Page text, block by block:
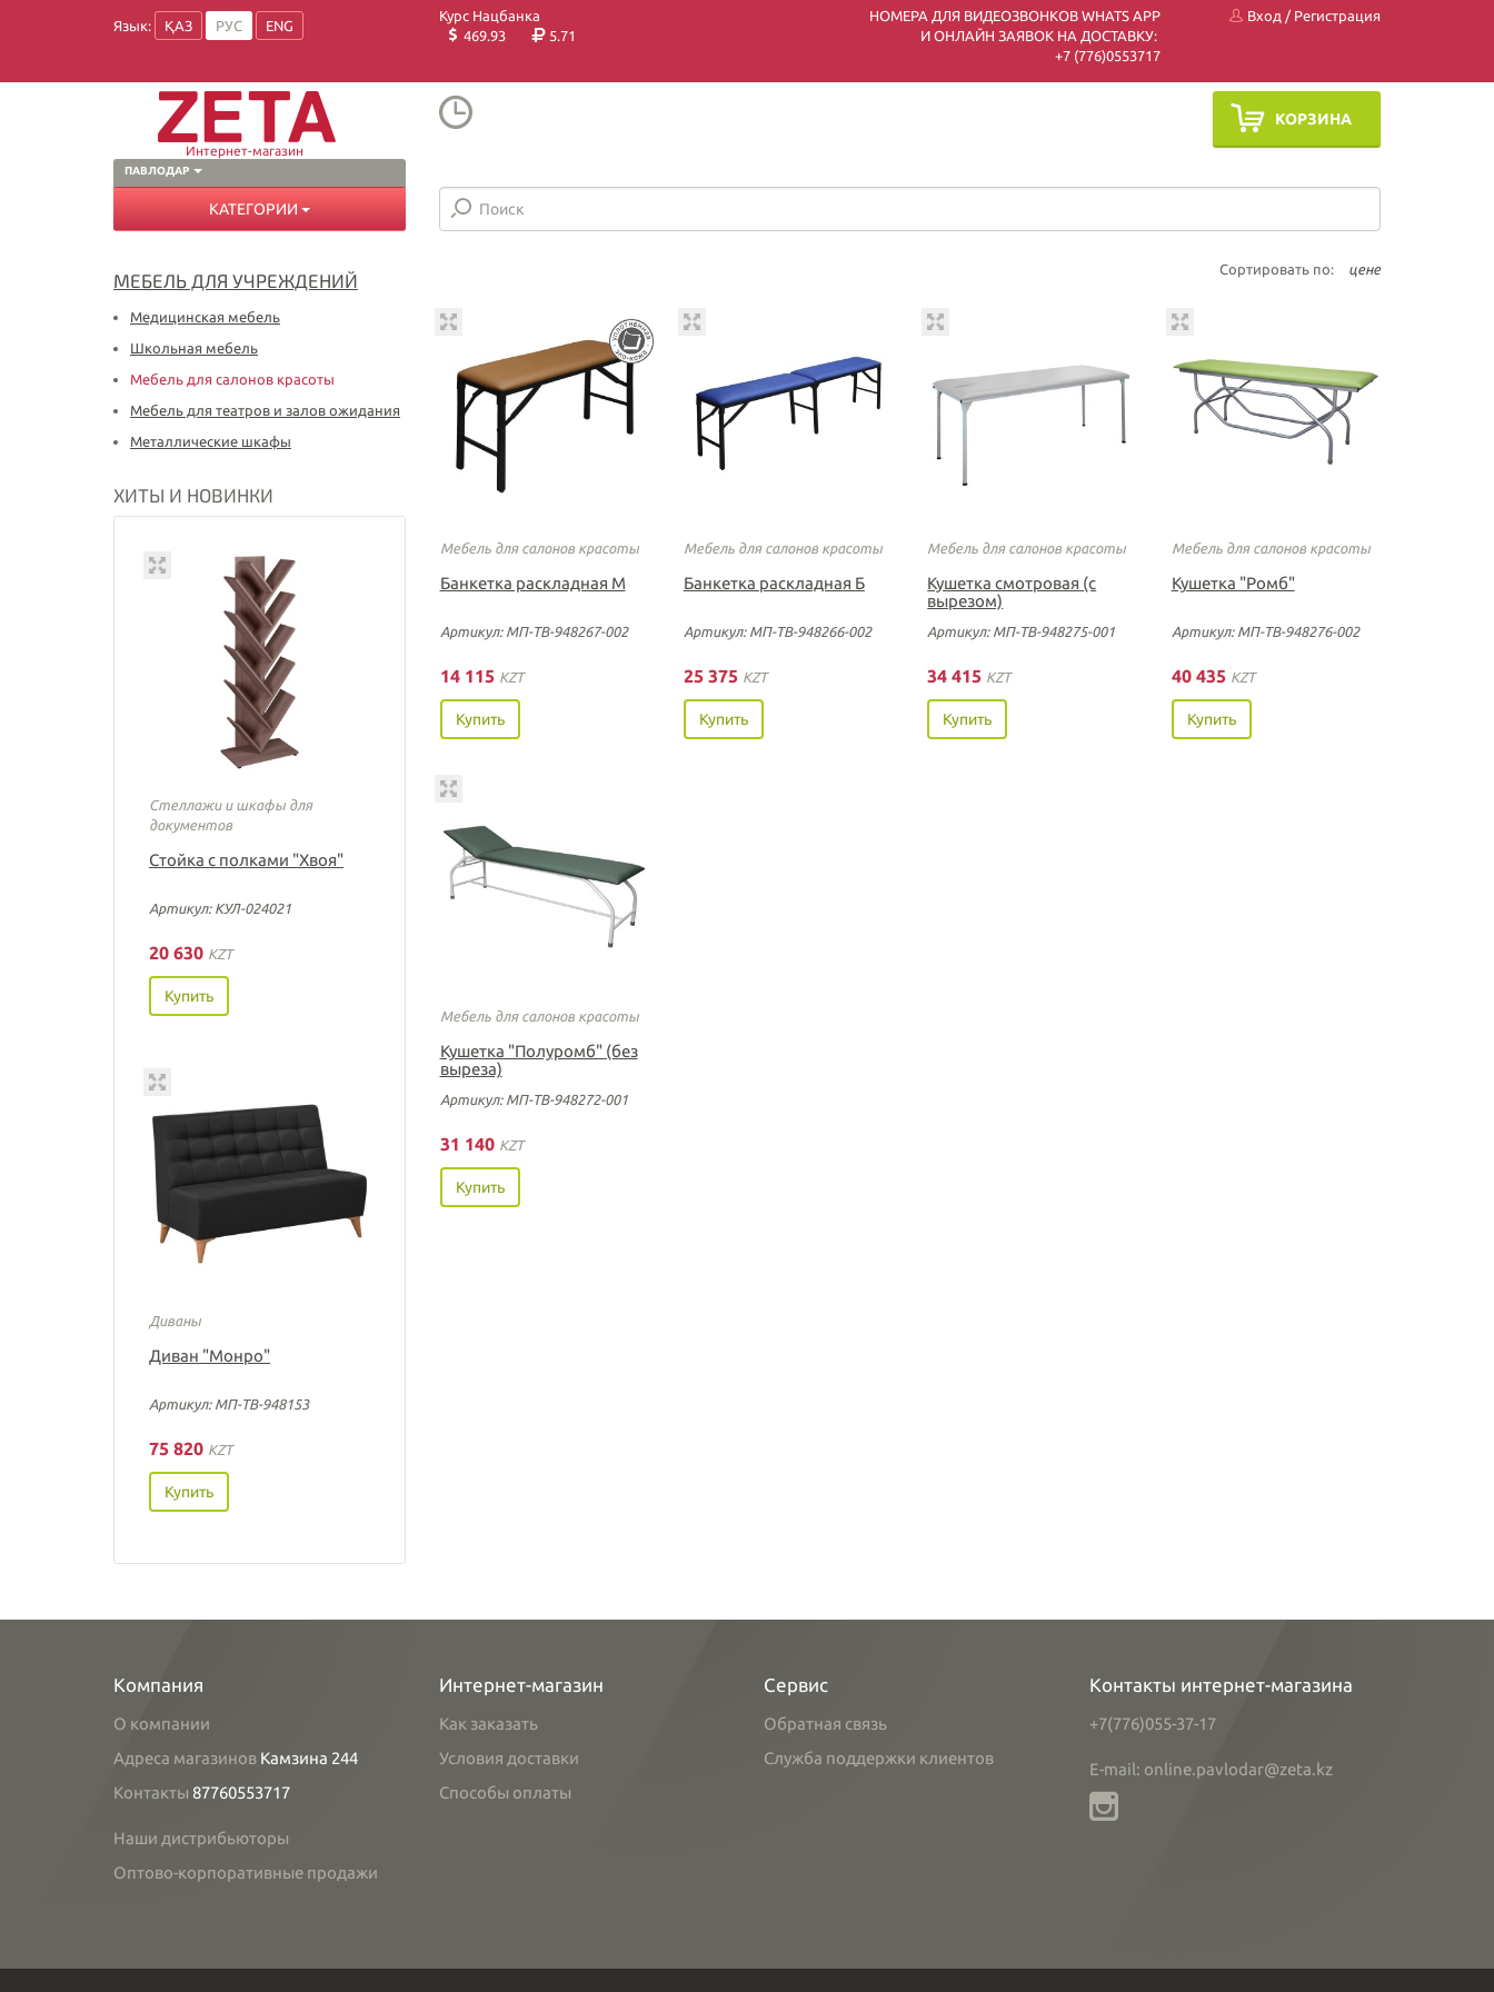
Язык: ҚАЗ РУС ENG
Курс Нацбанка
469.93
5.71
НОМЕРА ДЛЯ ВИДЕОЗВОНКОВ WHATS APP
И ОНЛАЙН ЗАЯВОК НА ДОСТАВКУ:
+7 (776)0553717
Вход / Регистрация
ПАВЛОДАР
Интернет-магазин
КОРЗИНА
КАТЕГОРИИ
МЕБЕЛЬ ДЛЯ УЧРЕЖДЕНИЙ
Медицинская мебель
Школьная мебель
Мебель для салонов красоты
Мебель для театров и залов ожидания
Металлические шкафы
ХИТЫ И НОВИНКИ
Стеллажи и шкафы для
документов
Стойка с полками "Хвоя"
Артикул: КУЛ-024021
20 630 KZT
Купить
Диваны
Диван "Монро"
Артикул: МП-ТВ-948153
75 820 KZT
Купить
Сортировать по: цене
Мебель для салонов красоты
Банкетка раскладная М
Артикул: МП-ТВ-948267-002
14 115 KZT
Купить
Мебель для салонов красоты
Банкетка раскладная Б
Артикул: МП-ТВ-948266-002
25 375 KZT
Купить
Мебель для салонов красоты
Кушетка смотровая (с
вырезом)
Артикул: МП-ТВ-948275-001
34 415 KZT
Купить
Мебель для салонов красоты
Кушетка "Ромб"
Артикул: МП-ТВ-948276-002
40 435 KZT
Купить
Мебель для салонов красоты
Кушетка "Полуромб" (без
выреза)
Артикул: МП-ТВ-948272-001
31 140 KZT
Купить
Компания
О компании
Адреса магазинов Камзина 244
Контакты 87760553717
Наши дистрибьюторы
Оптово-корпоративные продажи
Интернет-магазин
Как заказать
Условия доставки
Способы оплаты
Сервис
Обратная связь
Служба поддержки клиентов
Контакты интернет-магазина
+7(776)055-37-17
E-mail: online.pavlodar@zeta.kz